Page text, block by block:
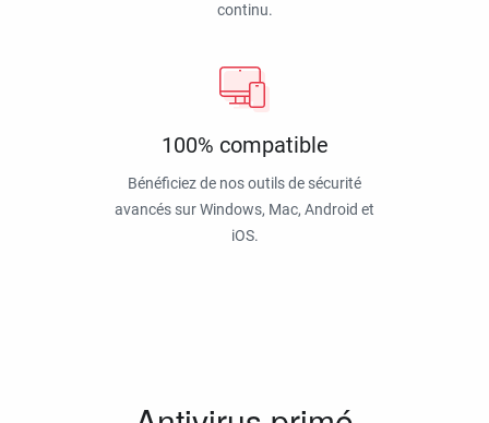
continu.
100% compatible
Bénéficiez de nos outils de sécurité
avancés sur Windows, Mac, Android et
iOS.